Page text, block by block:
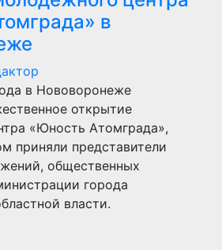
в
в Нововоронеже
открытие
«Юность Атомграда»,
приняли представители
общественных
города
власти.